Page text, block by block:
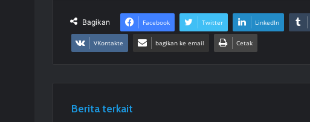
Bagikan Facebook Twitter LinkedIn
VKontakte bagikan ke email Cetak
Berita terkait